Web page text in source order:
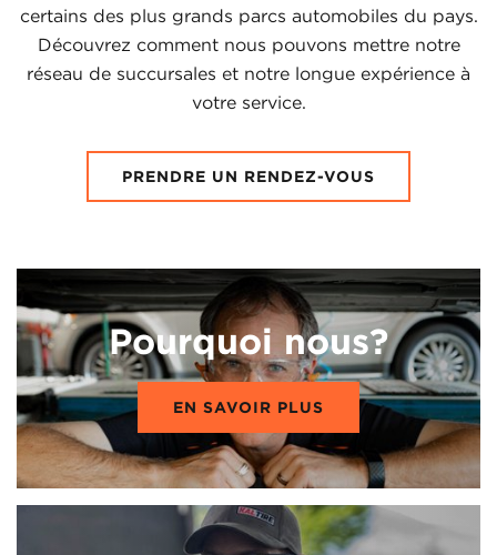
certains des plus grands parcs automobiles du pays.
Découvrez comment nous pouvons mettre notre
réseau de succursales et notre longue expérience à
votre service.
PRENDRE UN RENDEZ-VOUS
Pourquoi nous?
EN SAVOIR PLUS